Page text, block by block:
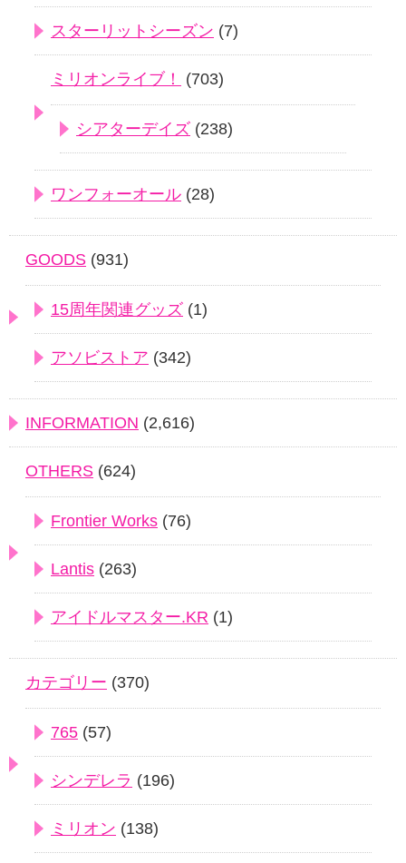
スターリットシーズン (7)
ミリオンライブ！ (703)
シアターデイズ (238)
ワンフォーオール (28)
GOODS (931)
15周年関連グッズ (1)
アソビストア (342)
INFORMATION (2,616)
OTHERS (624)
Frontier Works (76)
Lantis (263)
アイドルマスター.KR (1)
カテゴリー (370)
765 (57)
シンデレラ (196)
ミリオン (138)